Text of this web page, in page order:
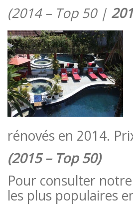
(2014 – Top 50 |
rénovés en 2014.
(2015 – Top 50)
Pour consulter
les plus populaires